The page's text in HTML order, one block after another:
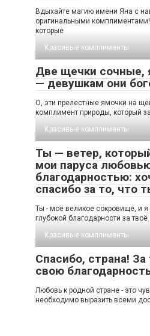
Вдыхайте магию имени Яна с
оригинальными
которые
Красивые комплименты
Две щечки сочные,
— девушкам они
О, эти прелестные ямочки на
комплимент природы, который
Красивые комплименты
Ты — ветер,
мои паруса
благодарностью:
спасибо за то, что
Ты - моё великое сокровище, и я
глубокой благодарности за твоё
Красивые комплименты
Спасибо, страна!
свою
Любовь к родной стране - это
необходимо выразить всеми